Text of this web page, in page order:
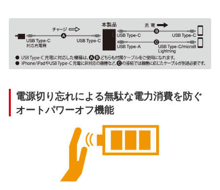
電源切り忘れによる無駄な電力消費を防ぐ
オートパワーオフ機能